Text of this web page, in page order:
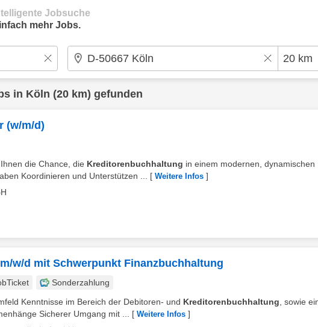
Jobsuche
mehr Jobs.
in Köln (20 km) gefunden
(w/m/d)
die Chance, die Kreditorenbuchhaltung in einem modernen, dynamischen
Koordinieren und Unterstützen ...
[ Weitere Infos ]
w/d mit Schwerpunkt Finanzbuchhaltung
Sonderzahlung
Kenntnisse im Bereich der Debitoren- und Kreditorenbuchhaltung , sowie
Sicherer Umgang mit ...
[ Weitere Infos ]